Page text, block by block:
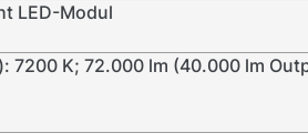
LED-Modul
7200 K; 72.000 lm (40.000 lm